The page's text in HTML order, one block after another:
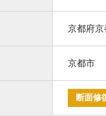
京都府京
京都市
断面修